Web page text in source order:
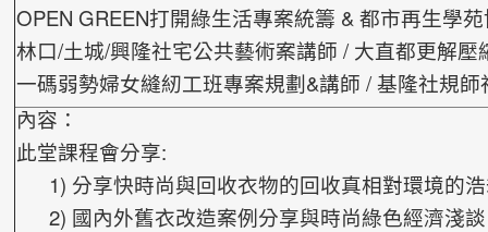
OPEN GREEN打開綠生活專案統籌 & 都市再生學
林口/土城/興隆社宅公共藝術案講師 / 大直都更解壓
一碼弱勢婦女縫紉工班專案規劃&講師 / 基隆社規師
內容：
此堂課程會分享:
1) 分享快時尚與回收衣物的回收真相對環境的
2) 國內外舊衣改造案例分享與時尚綠色經濟淺談